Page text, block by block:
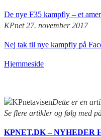
De nye F35 kampfly – et
KPnet 27. november 2017
Nej tak til nye kampfly på
Hjemmeside
Dette er en
Se flere artikler og følg med
KPNET.DK – NYHEDER